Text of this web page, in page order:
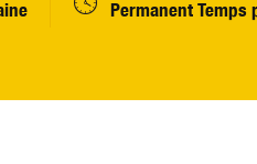
Permanent Temps